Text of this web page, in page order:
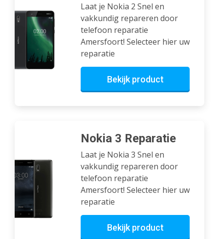
Laat je Nokia 2 Snel en
vakkundig repareren door
telefoon reparatie
Amersfoort! Selecteer hier uw
reparatie
Bekijk product
Nokia 3 Reparatie
Laat je Nokia 3 Snel en
vakkundig repareren door
telefoon reparatie
Amersfoort! Selecteer hier uw
reparatie
Bekijk product